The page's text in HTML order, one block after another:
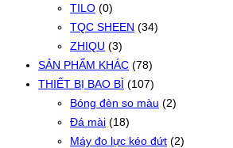
TILO (0)
TQC SHEEN (34)
ZHIQU (3)
SẢN PHẨM KHÁC (78)
THIẾT BỊ BAO BÌ (107)
Bóng đèn so màu (2)
Đá mài (18)
Máy đo lực kéo đứt (2)